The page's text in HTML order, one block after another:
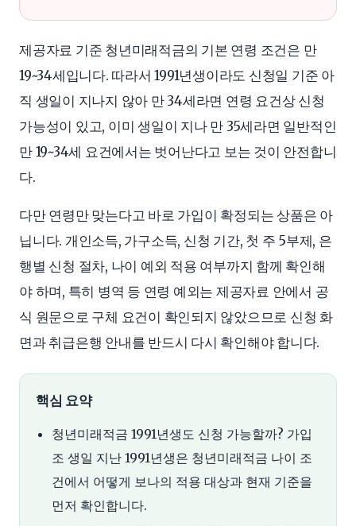
제공자료 기준 청년미래적금의 기본 연령 조건은 만
19~34세입니다. 따라서 1991년생이라도 신청일 기준 아
직 생일이 지나지 않아 만 34세라면 연령 요건상 신청
가능성이 있고, 이미 생일이 지나 만 35세라면 일반적인
만 19~34세 요건에서는 벗어난다고 보는 것이 안전합니
다.
다만 연령만 맞는다고 바로 가입이 확정되는 상품은 아
닙니다. 개인소득, 가구소득, 신청 기간, 첫 주 5부제, 은
행별 신청 절차, 나이 예외 적용 여부까지 함께 확인해
야 하며, 특히 병역 등 연령 예외는 제공자료 안에서 공
식 원문으로 구체 요건이 확인되지 않았으므로 신청 화
면과 취급은행 안내를 반드시 다시 확인해야 합니다.
핵심 요약
청년미래적금 1991년생도 신청 가능할까? 가입
조 생일 지난 1991년생은 청년미래적금 나이 조
건에서 어떻게 보나의 적용 대상과 현재 기준을
먼저 확인합니다.